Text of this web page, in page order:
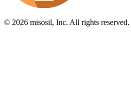
© 2026 misosil, Inc. All rights reserved.